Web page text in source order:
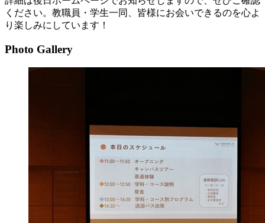
ください。教職員・学生一同、皆様にお会いできるのを心よ
り楽しみにしています！
Photo Gallery